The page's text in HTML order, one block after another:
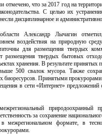
отмечено, что за 2017 год на
С целью их
дисциплинарное и
Александр Лычагин
воздействия на природную
для размещения твердых
размещения твердых бытовых
хранения. В результате
500 свалок мусора. Также
биоресурсов. Принятыми
в сети «Интернет»
природоохранный
за сохранение
в межрегиональном формате, в